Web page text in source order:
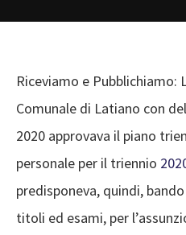
Riceviamo e Pubblichiamo:
Comunale di Latiano con
2020 approvava il piano
personale per il triennio
predisponeva, quindi,
titoli ed esami, per